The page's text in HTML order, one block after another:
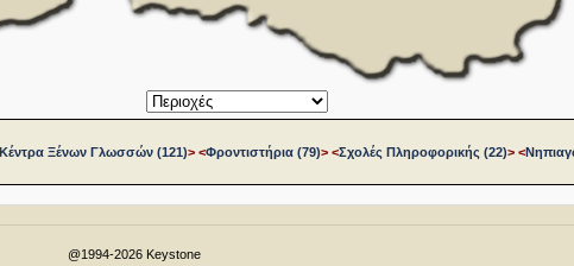
Κέντρα Ξένων Γλωσσών (121)> <Φροντιστήρια (79)> <Σχολές Πληροφορικής (22)> <
@1994-2026 Keystone